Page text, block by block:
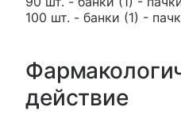
100 шт. - банки (1) -
действие